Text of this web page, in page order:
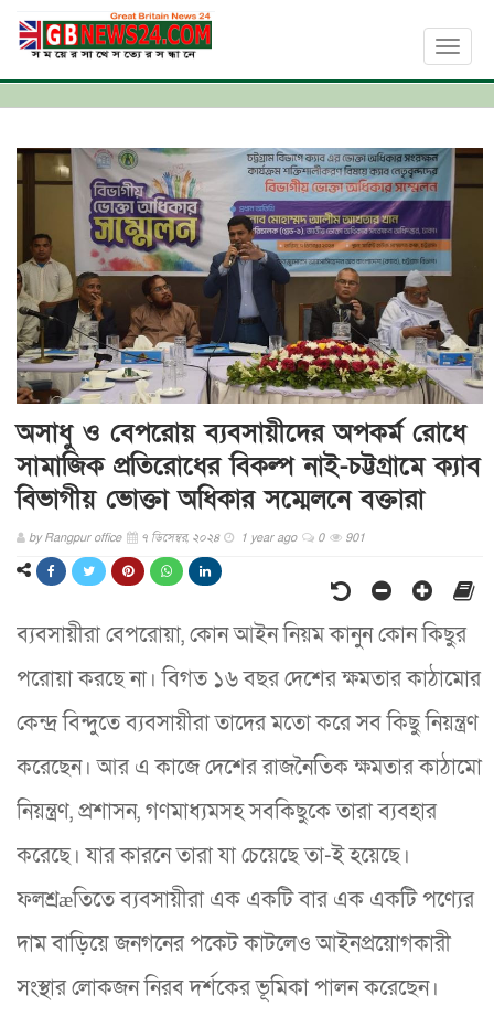
Toggle
অসাধু ও বেপরোয় ব্যবসায়ীদের অপকর্ম রোধে
সামাজিক প্রতিরোধের বিকল্প নাই-চট্টগ্রামে ক্যাব
বিভাগীয় ভোক্তা অধিকার সম্মেলনে বক্তারা
byRangpur office ৭ ডিসেম্বর, ২০২৪ 1 year ago 0 901
ব্যবসায়ীরা বেপরোয়া, কোন আইন নিয়ম কানুন কোন কিছুর
পরোয়া করছে না। বিগত ১৬ বছর দেশের ক্ষমতার কাঠামোর
কেন্দ্র বিন্দুতে ব্যবসায়ীরা তাদের মতো করে সব কিছু নিয়ন্ত্রণ
করেছেন। আর এ কাজে দেশের রাজনৈতিক ক্ষমতার কাঠামো
নিয়ন্ত্রণ, প্রশাসন, গণমাধ্যমসহ সবকিছুকে তারা ব্যবহার
করেছে। যার কারনে তারা যা চেয়েছে তা-ই হয়েছে।
ফলশ্রæতিতে ব্যবসায়ীরা এক একটি বার এক একটি পণ্যের
দাম বাড়িয়ে জনগনের পকেট কাটলেও আইনপ্রয়োগকারী
সংস্থার লোকজন নিরব দর্শকের ভূমিকা পালন করেছেন।